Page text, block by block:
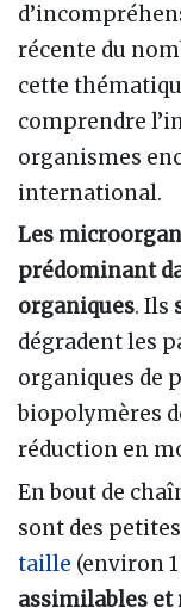
récente du
cette
comprendre
organismes
international.
Les
prédominant
organiques. Ils
dégradent les
organiques de
biopolymères
réduction en
En bout de
sont des
taille (environ
assimilables et